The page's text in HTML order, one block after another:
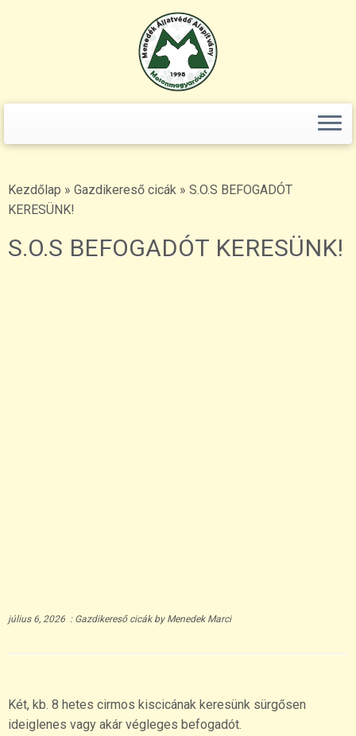
+36(70)365-80-96 () Fogadj örökbe!" />
Skip
content
Kezdőlap » Gazdikereső cicák » S.O.S BEFOGADÓT
KERESÜNK!
S.O.S BEFOGADÓT KERESÜNK!
július 6, 2026 : Gazdikereső cicák by Menedek Marci
Két, kb. 8 hetes cirmos kiscicának keresünk sürgősen
ideiglenes vagy akár végleges befogadót.